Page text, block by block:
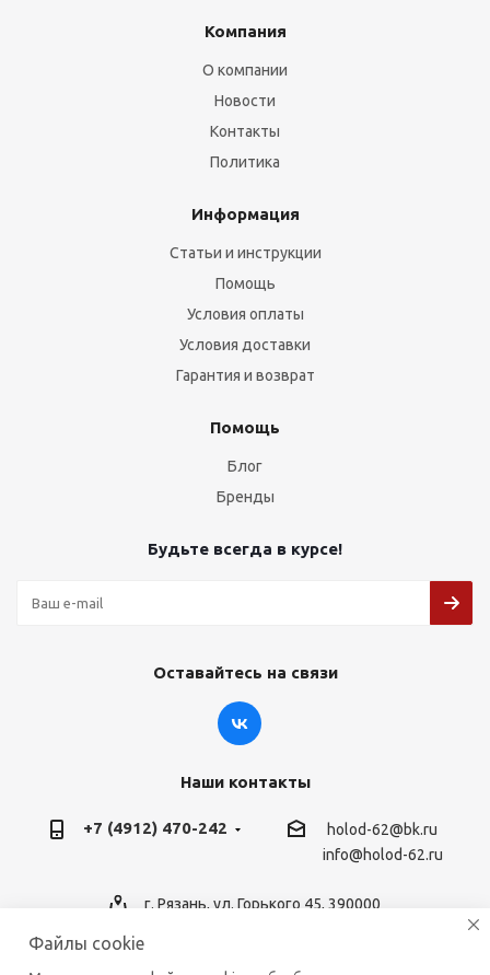
Компания
О компании
Новости
Контакты
Политика
Информация
Статьи и инструкции
Помощь
Условия оплаты
Условия доставки
Гарантия и возврат
Помощь
Блог
Бренды
Будьте всегда в курсе!
Оставайтесь на связи
Наши контакты
+7 (4912) 470-242
holod-62@bk.ru
info@holod-62.ru
г. Рязань, ул. Горького 45, 390000
Файлы cookie